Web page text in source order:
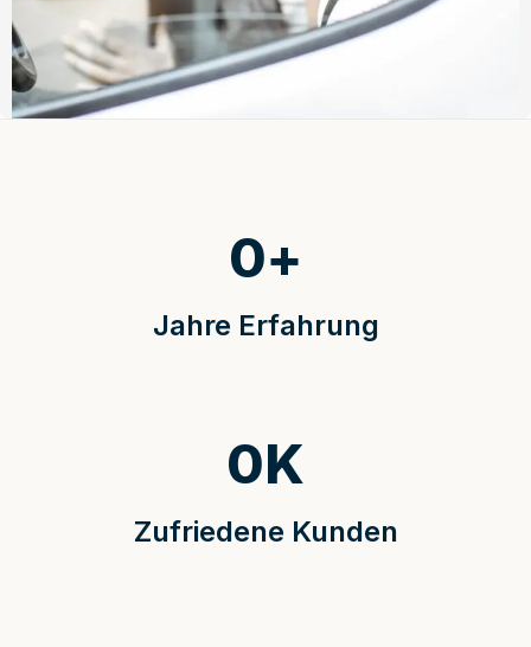
Jahre Erfahrung
0+
Zufriedene Kunden
0K